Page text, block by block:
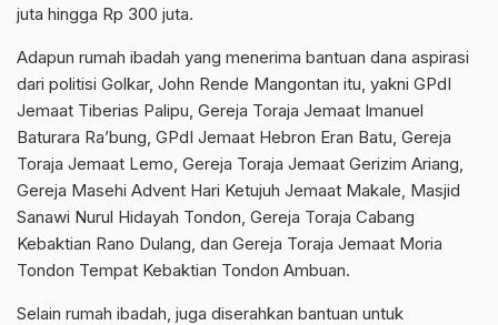
juta hingga Rp 300 juta.
Adapun rumah ibadah yang menerima bantuan dana aspirasi
dari politisi Golkar, John Rende Mangontan itu, yakni GPdI
Jemaat Tiberias Palipu, Gereja Toraja Jemaat Imanuel
Baturara Ra’bung, GPdI Jemaat Hebron Eran Batu, Gereja
Toraja Jemaat Lemo, Gereja Toraja Jemaat Gerizim Ariang,
Gereja Masehi Advent Hari Ketujuh Jemaat Makale, Masjid
Sanawi Nurul Hidayah Tondon, Gereja Toraja Cabang
Kebaktian Rano Dulang, dan Gereja Toraja Jemaat Moria
Tondon Tempat Kebaktian Tondon Ambuan.
Selain rumah ibadah, juga diserahkan bantuan untuk